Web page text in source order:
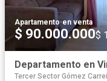
Apartamento·en venta
$ 90.000.000$
Departamento en
Tercer Sector Gómez